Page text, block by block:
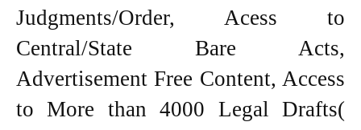
Judgments/Order, Acess to
Central/State Bare Acts,
Advertisement Free Content, Access
to More than 4000 Legal Drafts(